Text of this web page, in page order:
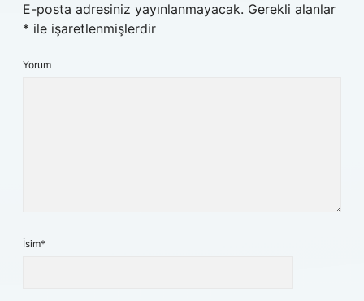
E-posta adresiniz yayınlanmayacak. Gerekli alanlar
* ile işaretlenmişlerdir
Yorum
İsim*